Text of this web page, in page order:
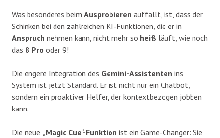
Was besonderes beim Ausprobieren auffällt, ist, dass der
Schinken bei den zahlreichen KI-Funktionen, die er in
Anspruch nehmen kann, nicht mehr so heiß läuft, wie noch
das 8 Pro oder 9!
​Die engere Integration des Gemini-Assistenten ins
System ist jetzt Standard. Er ist nicht nur ein Chatbot,
sondern ein proaktiver Helfer, der kontextbezogen jobben
kann.
Die neue „Magic Cue“-Funktion ist ein Game-Changer: Sie